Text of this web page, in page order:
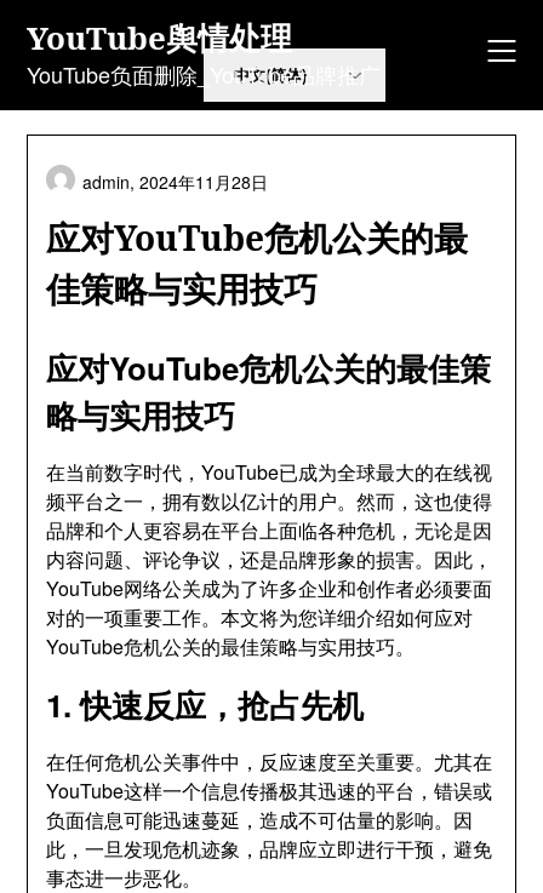
content
YouTube舆情处理
YouTube负面删除_YouTube品牌推广
应对YouTube危机公关的最
佳策略与实用技巧
admin,2024年11月28日
应对YouTube危机公关的最佳策
略与实用技巧
在当前数字时代，YouTube已成为全球最大的在线视
频平台之一，拥有数以亿计的用户。然而，这也使得
品牌和个人更容易在平台上面临各种危机，无论是因
内容问题、评论争议，还是品牌形象的损害。因此，
YouTube网络公关成为了许多企业和创作者必须要面
对的一项重要工作。本文将为您详细介绍如何应对
YouTube危机公关的最佳策略与实用技巧。
1. 快速反应，抢占先机
在任何危机公关事件中，反应速度至关重要。尤其在
YouTube这样一个信息传播极其迅速的平台，错误或
负面信息可能迅速蔓延，造成不可估量的影响。因
此，一旦发现危机迹象，品牌应立即进行干预，避免
事态进一步恶化。